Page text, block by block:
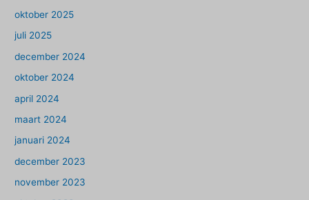
oktober 2025
juli 2025
december 2024
oktober 2024
april 2024
maart 2024
januari 2024
december 2023
november 2023